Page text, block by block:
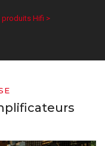
produits Hifi >